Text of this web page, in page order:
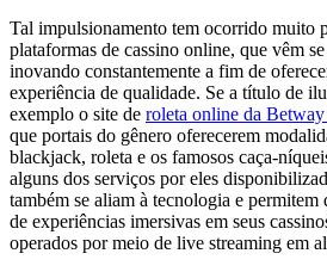
Tal impulsionamento tem ocorrido muito
plataformas de cassino online, que vêm
inovando constantemente a fim de
experiência de qualidade. Se a título de
exemplo o site de roleta online da
que portais do gênero oferecerem
blackjack, roleta e os famosos caça-
alguns dos serviços por eles
também se aliam à tecnologia e permitem
de experiências imersivas em seus
operados por meio de live streaming em